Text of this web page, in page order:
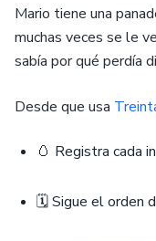
Mario tiene una
muchas veces se le
sabía por qué perdía
Desde que usa
🥚 Registra cada
🗓️ Sigue el orden